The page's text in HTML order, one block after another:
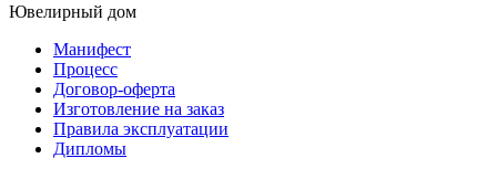
Ювелирный дом
Манифест
Процесс
Договор-оферта
Изготовление на заказ
Правила эксплуатации
Дипломы